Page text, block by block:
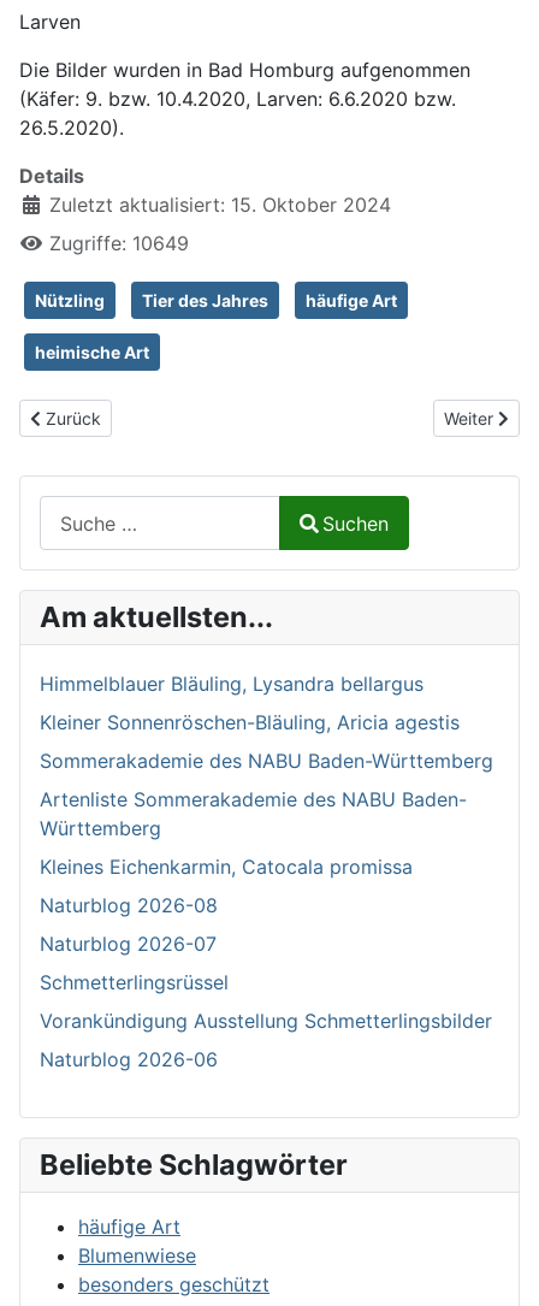
Larven
Die Bilder wurden in Bad Homburg aufgenommen
(Käfer: 9. bzw. 10.4.2020, Larven: 6.6.2020 bzw.
26.5.2020).
Details
Zuletzt aktualisiert: 15. Oktober 2024
Zugriffe: 10649
Nützling Tier des Jahres häufige Art
heimische Art
Vorheriger Beitrag: Hirschkäfer, Lucanus cervus
Zurück Nächster
Weiter
Type 2 or more characters for results.
Suchen
Am aktuellsten...
Himmelblauer Bläuling, Lysandra bellargus
Kleiner Sonnenröschen-Bläuling, Aricia agestis
Sommerakademie des NABU Baden-Württemberg
Artenliste Sommerakademie des NABU Baden-
Württemberg
Kleines Eichenkarmin, Catocala promissa
Naturblog 2026-08
Naturblog 2026-07
Schmetterlingsrüssel
Vorankündigung Ausstellung Schmetterlingsbilder
Naturblog 2026-06
Beliebte Schlagwörter
häufige Art
Blumenwiese
besonders geschützt